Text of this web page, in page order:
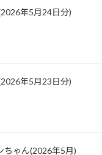
年5月24日分)
年5月23日分)
ちゃん(2026年5月)